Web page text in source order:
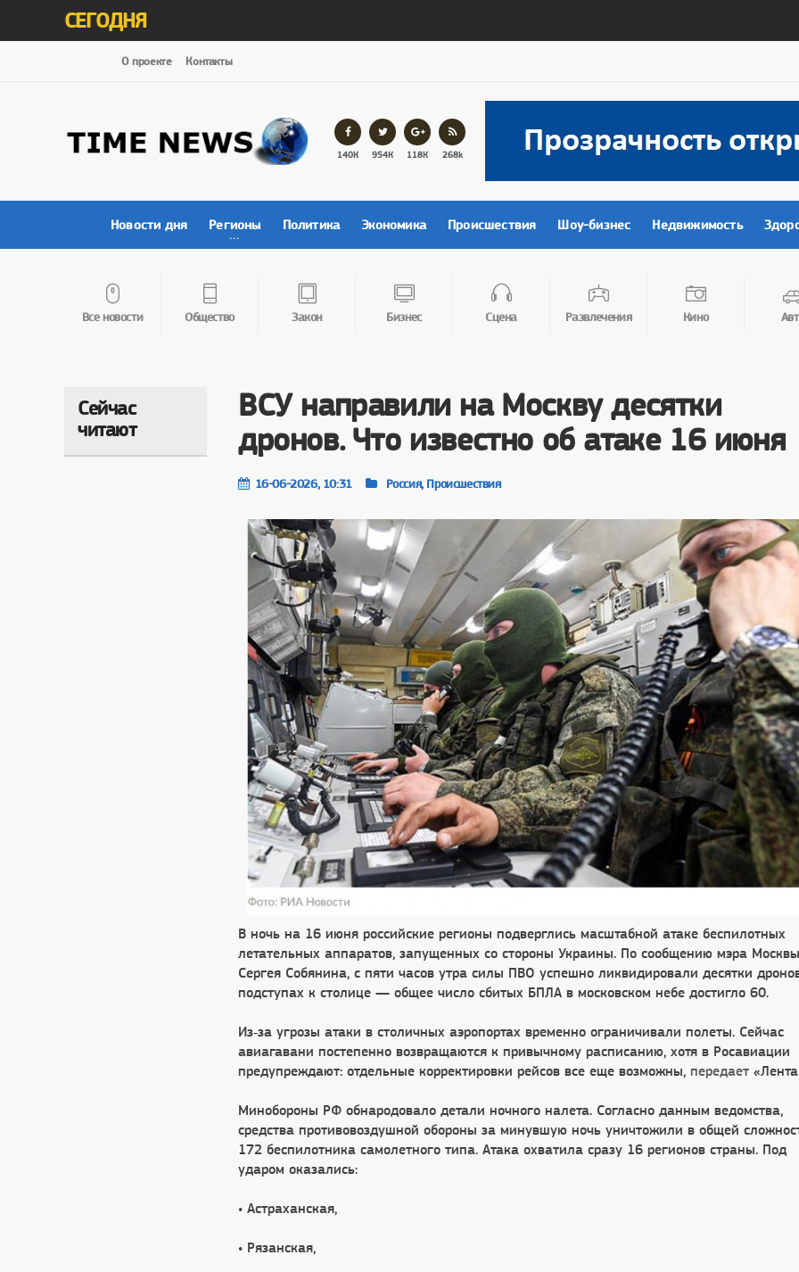
СЕГОДНЯ
О проекте Контакты
140К 954К 118К 268k
Новости дня Регионы Политика Экономика Происшествия Шоу-бизнес Недвижимость
Все новости Общество Закон Бизнес Сцена Развлечения Кино
Сейчас
читают
ВСУ направили на Москву десятки
дронов. Что известно об атаке 16 июня
16-06-2026, 10:31 Россия, Происшествия
В ночь на 16 июня российские регионы подверглись масштабной атаке беспилотных
летательных аппаратов, запущенных со стороны Украины. По сообщению мэра Москвы
Сергея Собянина, с пяти часов утра силы ПВО успешно ликвидировали десятки
подступах к столице — общее число сбитых БПЛА в московском небе достигло 60.
Из‑за угрозы атаки в столичных аэропортах временно ограничивали полеты. Сейчас
авиагавани постепенно возвращаются к привычному расписанию, хотя в Росавиации
предупреждают: отдельные корректировки рейсов все еще возможны, передает
Минобороны РФ обнародовало детали ночного налета. Согласно данным ведомства,
средства противовоздушной обороны за минувшую ночь уничтожили в общей
172 беспилотника самолетного типа. Атака охватила сразу 16 регионов страны. Под
ударом оказались:
• Астраханская,
• Рязанская,